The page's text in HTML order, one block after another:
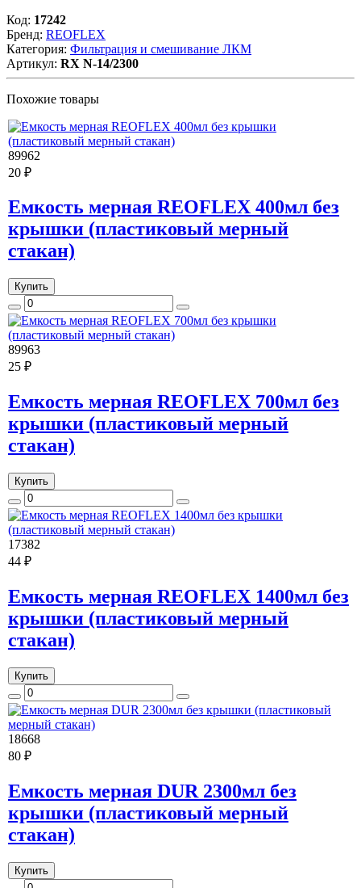
Код: 17242
Бренд: REOFLEX
Категория: Фильтрация и смешивание ЛКМ
Артикул: RX N-14/2300
Похожие товары
89962
20 ₽
Емкость мерная REOFLEX 400мл без
крышки (пластиковый мерный
стакан)
Купить
89963
25 ₽
Емкость мерная REOFLEX 700мл без
крышки (пластиковый мерный
стакан)
Купить
17382
44 ₽
Емкость мерная REOFLEX 1400мл без
крышки (пластиковый мерный
стакан)
Купить
18668
80 ₽
Емкость мерная DUR 2300мл без
крышки (пластиковый мерный
стакан)
Купить